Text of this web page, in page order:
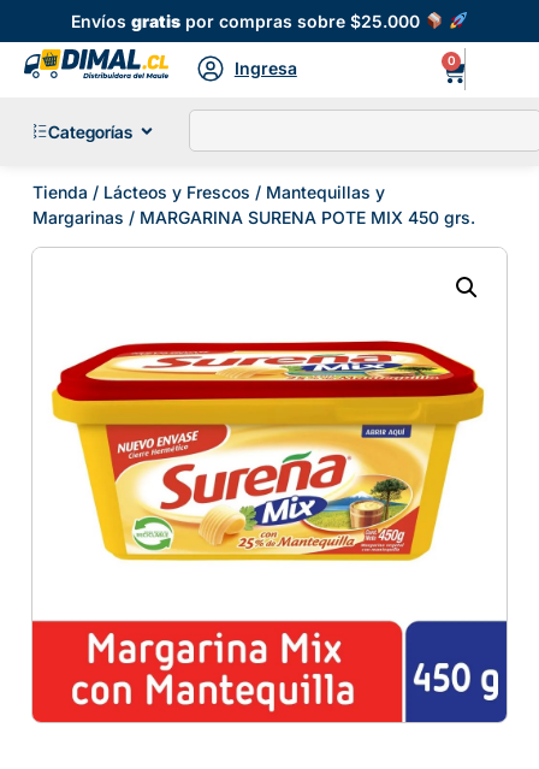
Envíosgratis por compras sobre $25.000
Ingresa 0
Categorías
Tienda / Lácteos y Frescos / Mantequillas y
Margarinas / MARGARINA SURENA POTE MIX 450 grs.